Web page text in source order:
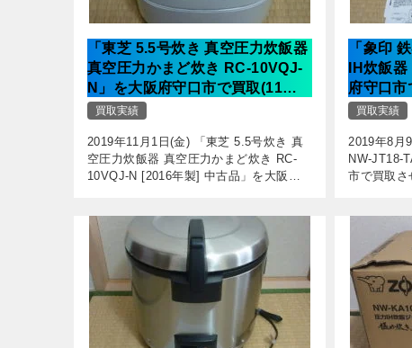
「東芝 5.5号炊き 真空圧力炊飯器
真空圧力かまど炊き RC-10VQJ-
N」を大阪府守口市で買取(11月1
日)買取実績
2019年11月1日(金) 「東芝 5.5号炊き 真
空圧力炊飯器 真空圧力かまど炊き RC-
10VQJ-N [2016年製] 中古品」を大阪府
ジ […]
「象印
IH炊飯
府守口市
買取実績
2019年8月
NW-JT18-
市で買取さ